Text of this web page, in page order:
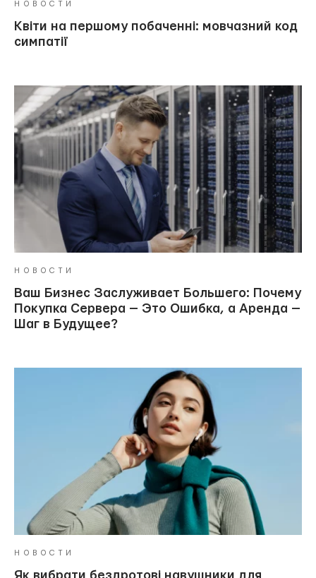
НОВОСТИ
Квіти на першому побаченні: мовчазний код
симпатії
НОВОСТИ
Ваш Бизнес Заслуживает Большего: Почему
Покупка Сервера — Это Ошибка, а Аренда —
Шаг в Будущее?
НОВОСТИ
Як вибрати бездротові навушники для